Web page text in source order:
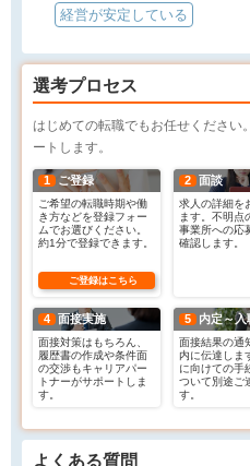
経営が安定している
選考プロセス
はじめての転職でもお任せください
ートします。
1 ご登録
ご希望の転職時期や働
き方などを登録フォー
ムでお選びください。
約1分で登録できます。
ご登録はこちら
2 面談
求人の詳細を
ます。不明点
事業所への応
確認します。
4 面接実施
面接対策はもちろん、
履歴書の作成や条件面
の交渉もキャリアパー
トナーがサポートしま
す。
5 内定～入
面接結果の通
内に伝達しま
に向けての手
ついて別途ご
す。
よくある質問